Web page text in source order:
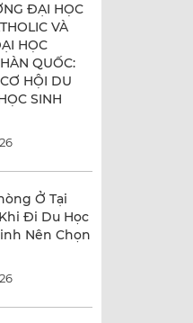
ĐẠI HỌC
VÀ
HỌC
QUỐC:
HỘI DU
SINH
Ở Tại
Đi Du Học
Nên Chọn